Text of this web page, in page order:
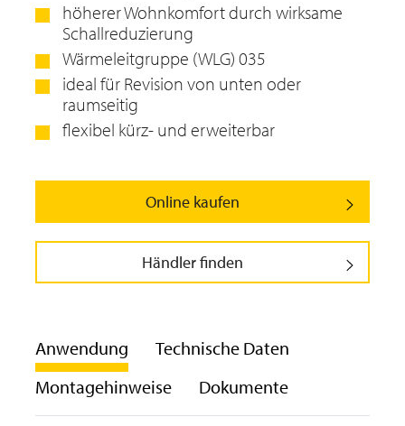
höherer Wohnkomfort durch wirksame
Schallreduzierung
Wärmeleitgruppe (WLG) 035
ideal für Revision von unten oder
raumseitig
flexibel kürz- und erweiterbar
Online kaufen
Händler finden
Anwendung
Technische Daten
Montagehinweise
Dokumente